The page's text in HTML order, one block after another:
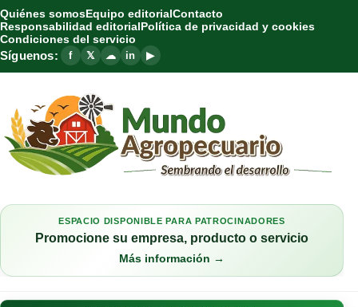
Quiénes somosEquipo editorialContacto
Responsabilidad editorialPolítica de privacidad y cookies
Condiciones del servicio
Síguenos: f 𝕏 ☁ in ▶
ESPACIO DISPONIBLE PARA PATROCINADORES
Promocione su empresa, producto o servicio
Más información →